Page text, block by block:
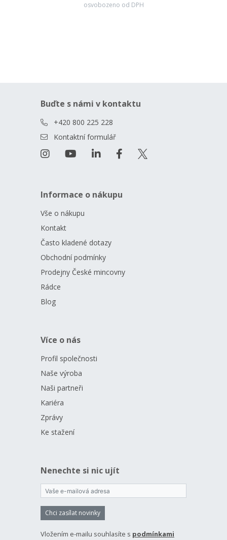
osvobozeno od DPH
Buďte s námi v kontaktu
+420 800 225 228
Kontaktní formulář
Informace o nákupu
Vše o nákupu
Kontakt
Často kladené dotazy
Obchodní podmínky
Prodejny České mincovny
Rádce
Blog
Více o nás
Profil společnosti
Naše výroba
Naši partneři
Kariéra
Zprávy
Ke stažení
Nenechte si nic ujít
Chci zasílat novinky
Vložením e-mailu souhlasíte s podmínkami